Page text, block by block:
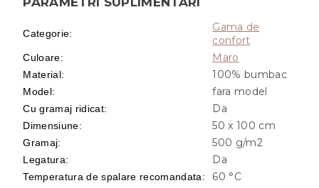
Categorie:
Gama de
confort
Culoare: Maro
Material: 100% bumbac
Model: fara model
Cu gramaj ridicat: Da
Dimensiune: 50 x 100 cm
Gramaj: 500 g/m2
Legatura: Da
Temperatura de spalare recomandata:
60 °C